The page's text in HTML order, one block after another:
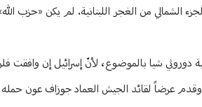
الشمالي من الغجر اللبنانية. لم يكن «حزب
دوروثي شيا بالموضوع، لأنّ إسرائيل إن
وقدم عرضاً لقائد الجيش العماد جوزاف عون